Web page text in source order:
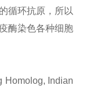
循环抗原，所以
酶染色各种细胞
Indian